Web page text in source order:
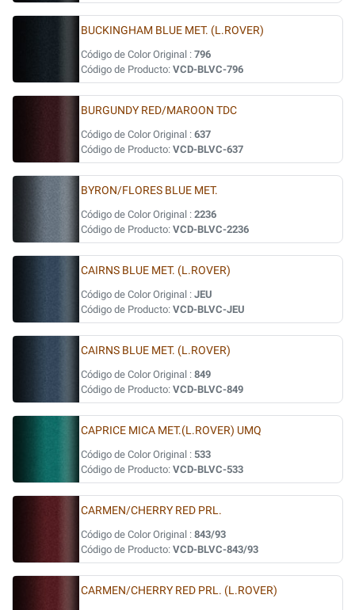
BUCKINGHAM BLUE MET. (L.ROVER)
Código de Color Original : 796
Código de Producto: VCD-BLVC-796
BURGUNDY RED/MAROON TDC
Código de Color Original : 637
Código de Producto: VCD-BLVC-637
BYRON/FLORES BLUE MET.
Código de Color Original : 2236
Código de Producto: VCD-BLVC-2236
CAIRNS BLUE MET. (L.ROVER)
Código de Color Original : JEU
Código de Producto: VCD-BLVC-JEU
CAIRNS BLUE MET. (L.ROVER)
Código de Color Original : 849
Código de Producto: VCD-BLVC-849
CAPRICE MICA MET.(L.ROVER) UMQ
Código de Color Original : 533
Código de Producto: VCD-BLVC-533
CARMEN/CHERRY RED PRL.
Código de Color Original : 843/93
Código de Producto: VCD-BLVC-843/93
CARMEN/CHERRY RED PRL. (L.ROVER)